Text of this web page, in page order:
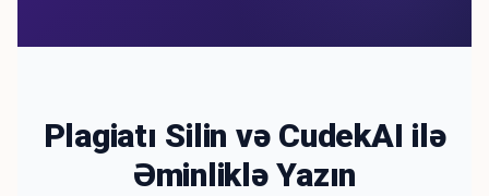
Plagiatı Silin və CudekAI ilə
Əminliklə Yazın